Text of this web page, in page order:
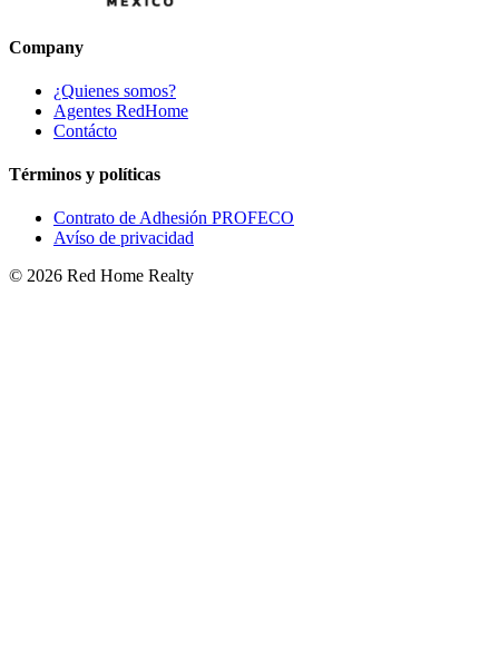
Company
¿Quienes somos?
Agentes RedHome
Contácto
Términos y políticas
Contrato de Adhesión PROFECO
Avíso de privacidad
© 2026 Red Home Realty